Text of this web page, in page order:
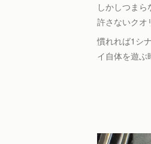
しかしつま
許さないクオ
慣れれば1シ
イ自体を遊ぶ